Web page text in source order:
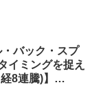
バック・スプ
イミングを捉え
8連騰)】